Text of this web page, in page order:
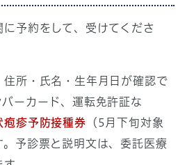
予約をして、受けてくださ
住所・氏名・生年月日が確認で
ーカード、運転免許証な
疱疹予防接種券 （5月下旬対象
予診票と説明文は、委託医療